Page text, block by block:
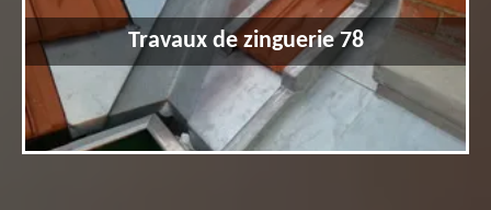
Travaux de zinguerie 78